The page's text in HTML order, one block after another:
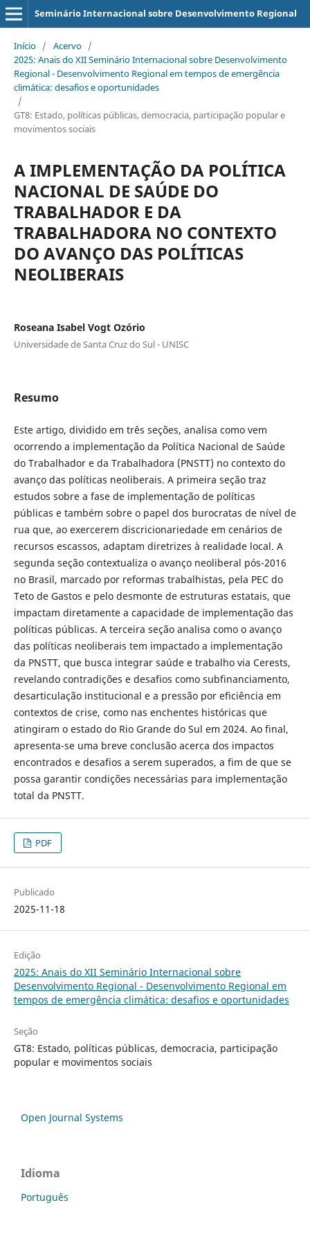
Seminário Internacional sobre Desenvolvimento Regional
Início / Acervo /
2025: Anais do XII Seminário Internacional sobre Desenvolvimento
Regional - Desenvolvimento Regional em tempos de emergência
climática: desafios e oportunidades
/
GT8: Estado, políticas públicas, democracia, participação popular e
movimentos sociais
A IMPLEMENTAÇÃO DA POLÍTICA
NACIONAL DE SAÚDE DO
TRABALHADOR E DA
TRABALHADORA NO CONTEXTO
DO AVANÇO DAS POLÍTICAS
NEOLIBERAIS
Roseana Isabel Vogt Ozório
Universidade de Santa Cruz do Sul - UNISC
Resumo
Este artigo, dividido em três seções, analisa como vem
ocorrendo a implementação da Política Nacional de Saúde
do Trabalhador e da Trabalhadora (PNSTT) no contexto do
avanço das políticas neoliberais. A primeira seção traz
estudos sobre a fase de implementação de políticas
públicas e também sobre o papel dos burocratas de nível de
rua que, ao exercerem discricionariedade em cenários de
recursos escassos, adaptam diretrizes à realidade local. A
segunda seção contextualiza o avanço neoliberal pós-2016
no Brasil, marcado por reformas trabalhistas, pela PEC do
Teto de Gastos e pelo desmonte de estruturas estatais, que
impactam diretamente a capacidade de implementação das
políticas públicas. A terceira seção analisa como o avanço
das políticas neoliberais tem impactado a implementação
da PNSTT, que busca integrar saúde e trabalho via Cerests,
revelando contradições e desafios como subfinanciamento,
desarticulação institucional e a pressão por eficiência em
contextos de crise, como nas enchentes históricas que
atingiram o estado do Rio Grande do Sul em 2024. Ao final,
apresenta-se uma breve conclusão acerca dos impactos
encontrados e desafios a serem superados, a fim de que se
possa garantir condições necessárias para implementação
total da PNSTT.
PDF
Publicado
2025-11-18
Edição
2025: Anais do XII Seminário Internacional sobre
Desenvolvimento Regional - Desenvolvimento Regional em
tempos de emergência climática: desafios e oportunidades
Seção
GT8: Estado, políticas públicas, democracia, participação
popular e movimentos sociais
Open Journal Systems
Idioma
Português